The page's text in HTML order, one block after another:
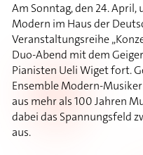
Am Sonntag, den 24. April,
Modern im Haus der
Veranstaltungsreihe
Duo-Abend mit dem
Pianisten Ueli Wiget fort.
Ensemble Modern-
aus mehr als 100 Jahren
dabei das Spannungsfeld
aus.